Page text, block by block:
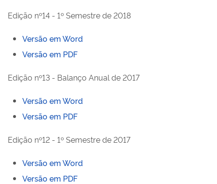
Edição nº14 - 1º Semestre de 2018
Versão em Word
Versão em PDF
Edição nº13 - Balanço Anual de 2017
Versão em Word
Versão em PDF
Edição nº12 - 1º Semestre de 2017
Versão em Word
Versão em PDF